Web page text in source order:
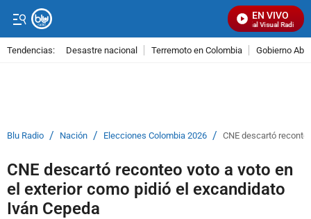
EN VIVO
Señal Visual Radio
Tendencias: Desastre nacional Terremoto en Colombia Gobierno
Blu Radio / Nación / Elecciones Colombia 2026 / CNE descartó
CNE descartó reconteo voto a voto en
el exterior como pidió el excandidato
Iván Cepeda